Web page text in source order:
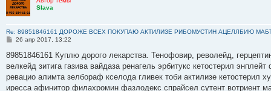
Slava
Re: 89851846161 ДОРОЖЕ ВСЕХ ПОКУПАЮ АКТИЛИЗЕ РИБОМУСТИН АЦЕЛЛБИЮ
С
о
щ
е
и
26 апр 2017, 13:22
89851846161 Куплю дорого лекарства. Тенофовир, револейд,
велкейд зитига газива вайдаза ренагель эрбитукс кетостерил
ревацио алимта зелбораф кселода гливек тоби актилизе кетостерил
иресса афинитор филахромин фазлодекс спрайсел сутент вотриент